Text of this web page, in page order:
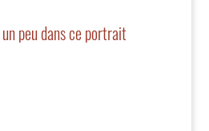
peu dans ce portrait